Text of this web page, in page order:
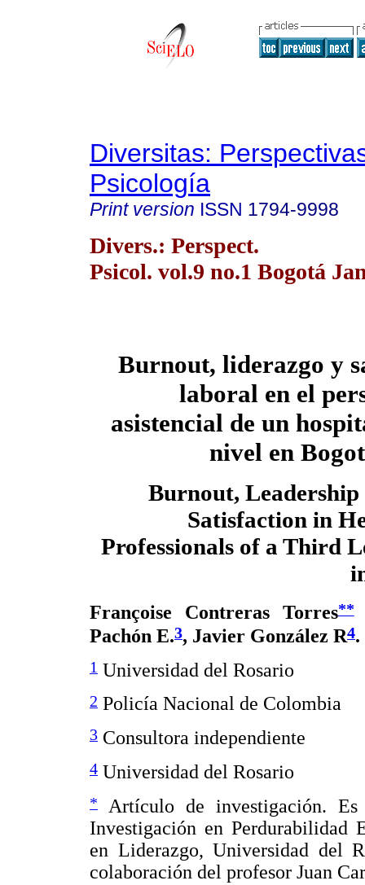
Diversitas:
Psicología
Print version ISSN 1794-9998
Divers.: Perspect.
Psicol. vol.9 no.1 Bogotá
Burnout, liderazgo y
laboral en el
asistencial de un
nivel en
Burnout, Leadership
Satisfaction in
Professionals of a Third
Françoise Contreras Torres**
Pachón E.3, Javier González R4.
1 Universidad del Rosario
2 Policía Nacional de Colombia
3 Consultora independiente
4 Universidad del Rosario
*
Artículo de investigación.
Investigación en Perdurabilidad
en Liderazgo, Universidad del
colaboración del profesor Juan